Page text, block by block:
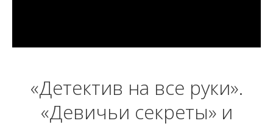
«Детектив на все руки».
«Девичьи секреты» и